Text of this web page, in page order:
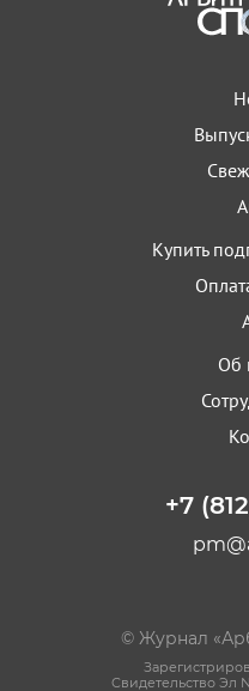
Купить
Об
+7
© Журнал
Свидетельство Эл